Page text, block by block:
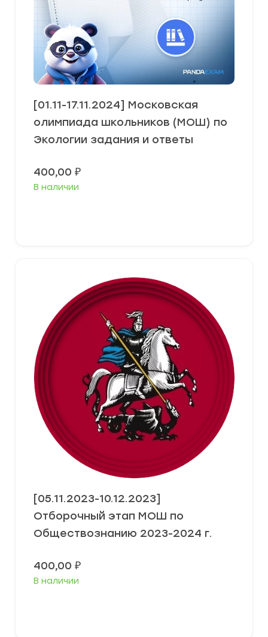
[01.11-17.11.2024] Московская
олимпиада школьников (МОШ) по
Экологии задания и ответы
400,00 ₽
В наличии
[05.11.2023-10.12.2023]
Отборочный этап МОШ по
Обществознанию 2023-2024 г.
400,00 ₽
В наличии